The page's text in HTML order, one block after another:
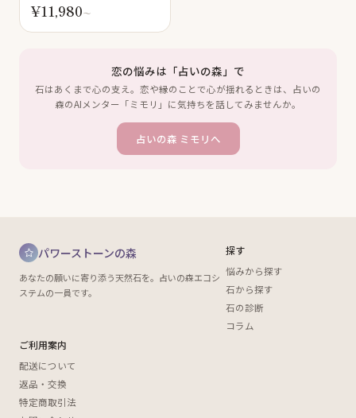
¥11,980〜
恋の悩みは「占いの森」で
石はあくまで心の支え。恋や縁のことで心が揺れるときは、占いの
森のAIメンター「ミモリ」に気持ちを話してみませんか。
占いの森 ミモリへ
パワーストーンの森
あなたの願いに寄り添う天然石を。占いの森エコシ
ステムの一員です。
探す
悩みから探す
石から探す
石の診断
コラム
ご利用案内
配送について
返品・交換
特定商取引法